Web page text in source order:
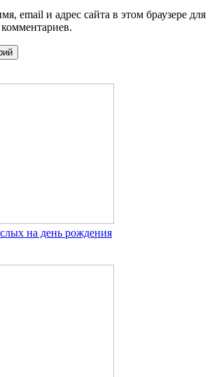
email и адрес сайта в этом браузере для
на день рождения